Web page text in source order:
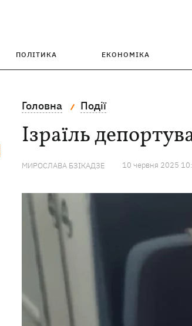
ПОЛІТИКА ЕКОНОМІКА
Головна Події
Ізраїль
МИРОСЛАВА БЗІКАДЗЕ 10 червня 2025